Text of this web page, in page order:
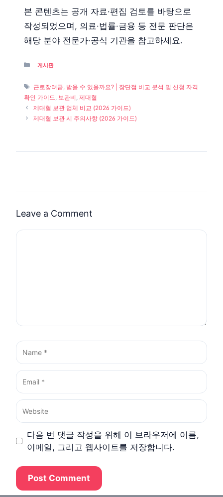
본 콘텐츠는 공개 자료·편집 검토를 바탕으로
작성되었으며, 의료·법률·금융 등 전문 판단은
해당 분야 전문가·공식 기관을 참고하세요.
Categories
게시판
Tags
근로장려금, 받을 수 있을까요? | 장단점 비교 분석 및 신청 자격
확인 가이드
보관비 제대혈
제대혈 보관 업체 비교 (2026 가이드)
제대혈 보관 시 주의사항 (2026 가이드)
Leave a Comment
Comment
Name
Email
Website
다음 번 댓글 작성을 위해 이 브라우저에 이름,
이메일, 그리고 웹사이트를 저장합니다.